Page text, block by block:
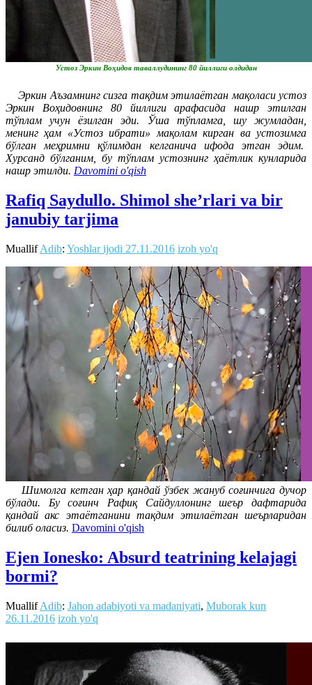
Устоз Эркин Воҳидов таваллудининг 80 йиллиги олдидан
Эркин Аъзамнинг сизга тақдим этилаётган мақоласи устоз
Эркин Воҳидовнинг 80 йиллиги арафасида нашр этилган
тўплам учун ёзилган эди. Ўша тўпламга, шу жумладан,
менинг ҳам «Устоз ибрати» мақолам кирган ва устозимга
бўлган меҳримни қўлимдан келганича ифода этган эдим.
Хурсанд бўлганим, бу тўплам устознинг ҳаётлик кунларида
нашр этилди. Davomini o'qish
Rafiq Saydullo. Shimol she’rlari va bir
janubiy tarjima
MuallifAdib: Yoshlar ijodi 27.11.2016 izoh yo'q
Шимолга кетган ҳар қандай ўзбек жануб соғинчига дучор
бўлади. Бу соғинч Рафиқ Сайдуллонинг шеър дафтарида
қандай акс этаётганини тақдим этилаётган шеърларидан
билиб оласиз. Davomini o'qish
Ejen Ionesko: Absurd teatrining kelajagi
bormi?
MuallifAdib: Jahon adabiyoti va madaniyati, Muborak kun
26.11.2016 izoh yo'q